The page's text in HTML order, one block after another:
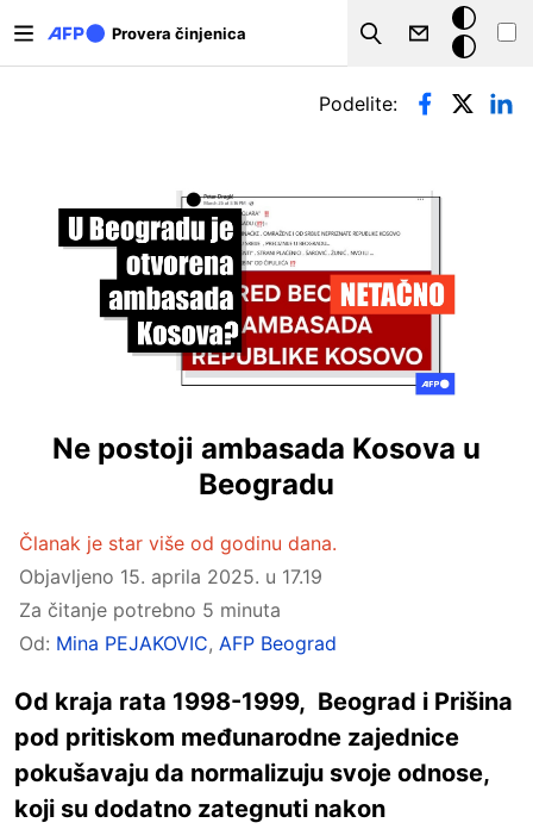
Provera činjenica
Search
Tamna
pozadina
Примарни табови
Podelite:
Ne postoji ambasada Kosova u
Beogradu
Članak je star više od godinu dana.
Objavljeno 15. aprila 2025. u 17.19
Za čitanje potrebno 5 minuta
Od: Mina PEJAKOVIC, AFP Beograd
Od kraja rata 1998-1999, Beograd i Prišina
pod pritiskom međunarodne zajednice
pokušavaju da normalizuju svoje odnose,
koji su dodatno zategnuti nakon